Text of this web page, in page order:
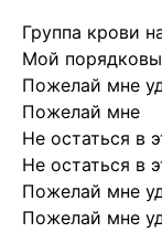
Группа крови
Мой
Пожелай мне
Пожелай мне
Не остаться в
Не остаться в
Пожелай мне
Пожелай мне